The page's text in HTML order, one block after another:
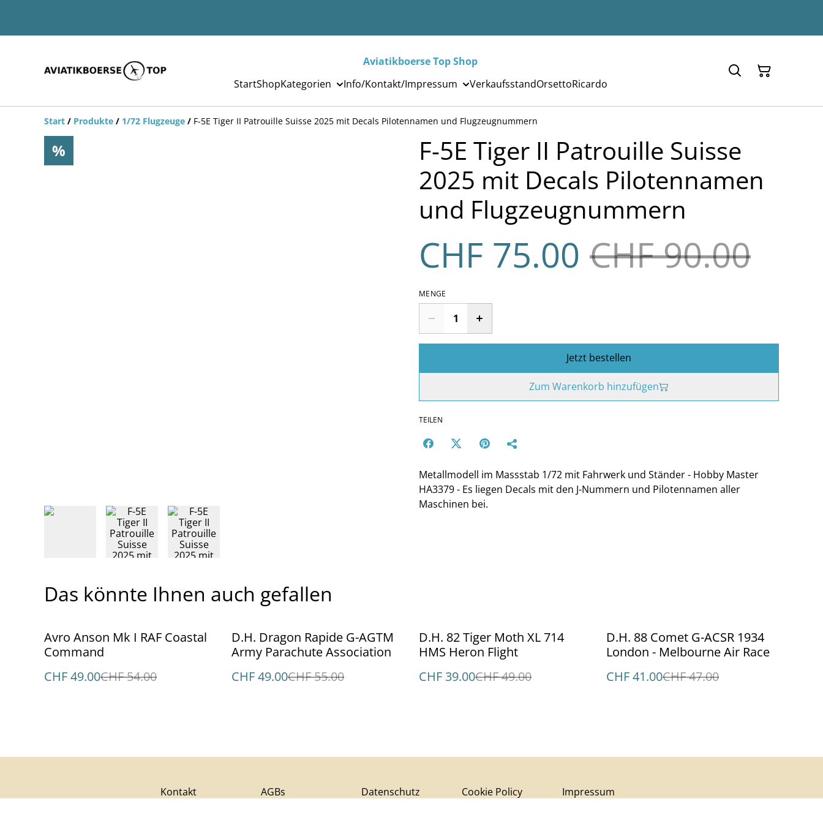
Aviatikboerse Top Shop
StartShopKategorien Info/Kontakt/Impressum VerkaufsstandOrsettoRicardo
Start / Produkte / 1/72 Flugzeuge / F-5E Tiger II Patrouille Suisse 2025 mit Decals Pilotennamen und Flugzeugnummern
%
F-5E Tiger II Patrouille Suisse
2025 mit Decals Pilotennamen
und Flugzeugnummern
CHF 75.00 CHF 90.00
MENGE
Jetzt bestellen
Zum Warenkorb hinzufügen
TEILEN
Metallmodell im Massstab 1/72 mit Fahrwerk und Ständer - Hobby Master
HA3379 - Es liegen Decals mit den J-Nummern und Pilotennamen aller
Maschinen bei.
Das könnte Ihnen auch gefallen
%
Avro Anson Mk I RAF Coastal
Command
CHF 49.00CHF 54.00
%
D.H. Dragon Rapide G-AGTM
Army Parachute Association
CHF 49.00CHF 55.00
%
D.H. 82 Tiger Moth XL 714
HMS Heron Flight
CHF 39.00CHF 49.00
%
D.H. 88 Comet G-ACSR 1934
London - Melbourne Air Race
CHF 41.00CHF 47.00
Kontakt AGBs Datenschutz Cookie Policy Impressum